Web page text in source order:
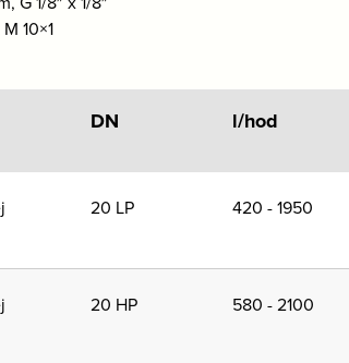
10×1
DN l/hod
20 LP 420 - 1950
20 HP 580 - 2100